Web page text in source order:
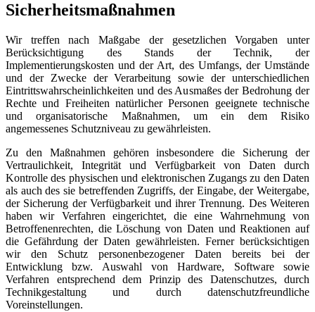
Sicherheitsmaßnahmen
Wir treffen nach Maßgabe der gesetzlichen Vorgaben unter
Berücksichtigung des Stands der Technik, der
Implementierungskosten und der Art, des Umfangs, der Umstände
und der Zwecke der Verarbeitung sowie der unterschiedlichen
Eintrittswahrscheinlichkeiten und des Ausmaßes der Bedrohung der
Rechte und Freiheiten natürlicher Personen geeignete technische
und organisatorische Maßnahmen, um ein dem Risiko
angemessenes Schutzniveau zu gewährleisten.
Zu den Maßnahmen gehören insbesondere die Sicherung der
Vertraulichkeit, Integrität und Verfügbarkeit von Daten durch
Kontrolle des physischen und elektronischen Zugangs zu den Daten
als auch des sie betreffenden Zugriffs, der Eingabe, der Weitergabe,
der Sicherung der Verfügbarkeit und ihrer Trennung. Des Weiteren
haben wir Verfahren eingerichtet, die eine Wahrnehmung von
Betroffenenrechten, die Löschung von Daten und Reaktionen auf
die Gefährdung der Daten gewährleisten. Ferner berücksichtigen
wir den Schutz personenbezogener Daten bereits bei der
Entwicklung bzw. Auswahl von Hardware, Software sowie
Verfahren entsprechend dem Prinzip des Datenschutzes, durch
Technikgestaltung und durch datenschutzfreundliche
Voreinstellungen.